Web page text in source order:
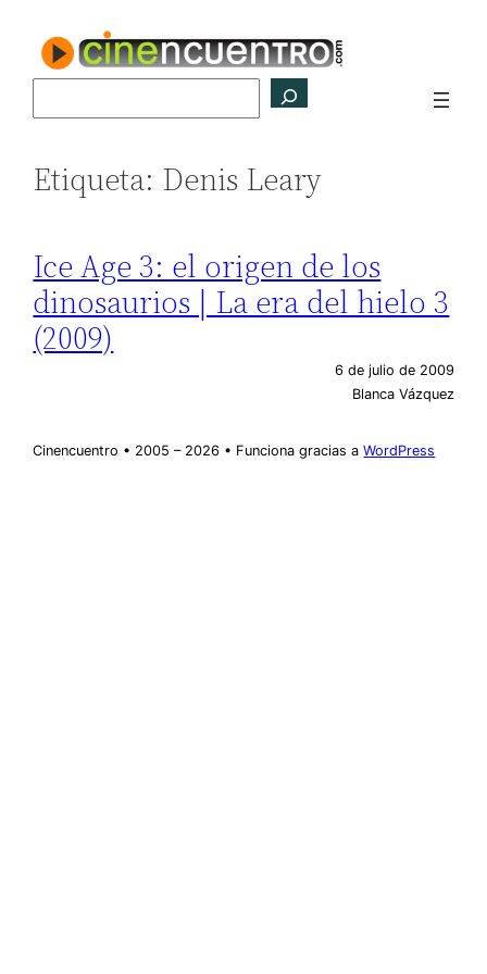
contenido
Etiqueta: Denis Leary
Ice Age 3: el origen de los
dinosaurios | La era del hielo 3
(2009)
6 de julio de 2009
Blanca Vázquez
Cinencuentro • 2005 – 2026 • Funciona gracias aWordPress